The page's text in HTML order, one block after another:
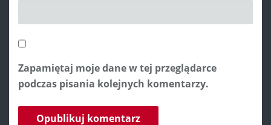
Zapamiętaj moje dane w tej przeglądarce
podczas pisania kolejnych komentarzy.